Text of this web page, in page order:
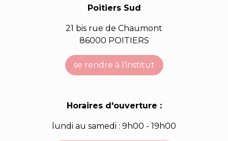
Poitiers Sud
21 bis rue de Chaumont
86000 POITIERS
se rendre à l'institut
Horaires d'ouverture :
lundi au samedi : 9h00 - 19h00